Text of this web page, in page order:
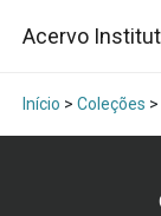
Acervo
Início > Coleções >